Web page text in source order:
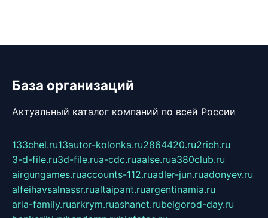
База организаций
Актуальный каталог компаний по всей России
133chel.ru13autor-kolonka.ru2864420.ru2rich.ru
3-d-file.ru3d-file.rua-cdc.ruaalse.rua380club.ru
airgungames.ruaccounts-112.ruadler-jun.ruadonyev.ru
alfeihavsalnassr.rualtaipant.ruargentinamia.ru
aria-family.ruarkrym.ruashanet.rubelgorod-day.ru